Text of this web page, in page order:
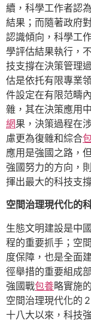
續，科學工作者認
結果；而隨著政府
認識傾向，科學工
學評估結果執行，
技支撐在決策管理
估是依托有限專業
件設定在有限范疇
雜，其在決策應用
網果，決策過程在
慮更為復雜和綜合
應用是強國之路，
強國努力的方向，
揮出最大的科技支
空間治理現代化的
生態文明建設是中
程的重要抓手；空
度保障，也是全面
徑舉措的重要組成
強國戰包養略實施
空間治理現代化的
十八大以來，科技